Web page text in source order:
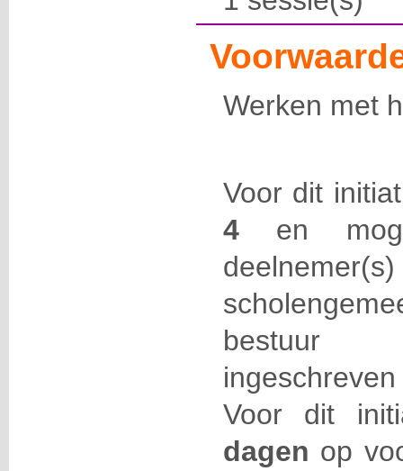
Werken met
Voor dit
4en
bestuur
Voor dit
dagen op